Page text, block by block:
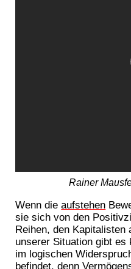
Rainer
Wenn dieaufstehen
sie sich von den
Reihen, den Kapitalisten
unserer Situation gibt
im logischen
befindet, denn